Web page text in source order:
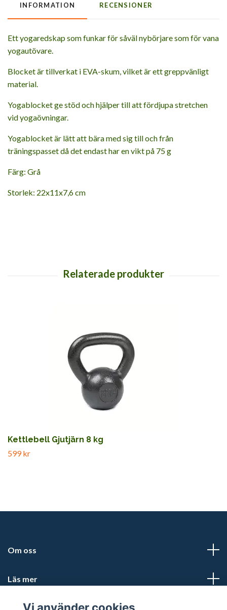
INFORMATION RECENSIONER
Ett yogaredskap som funkar för såväl nybörjare som för vana
yogautövare.
Blocket är tillverkat i EVA-skum, vilket är ett greppvänligt
material.
Yogablocket ge stöd och hjälper till att fördjupa stretchen
vid yogaövningar.
Yogablocket är lätt att bära med sig till och från
träningspasset då det endast har en vikt på 75 g
Färg: Grå
Storlek: 22x11x7,6 cm
Kettlebell Gjutjärn 8 kg
599 kr
Om oss
Läs mer
Sociala medier